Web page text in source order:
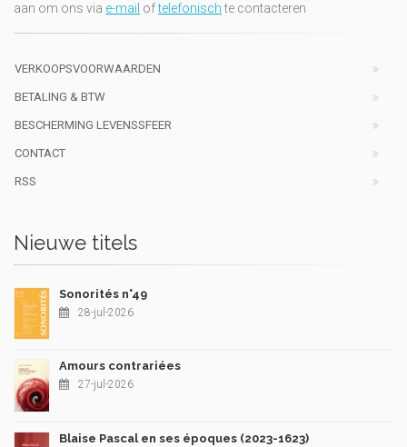
aan om ons via e-mail oftelefonischte contacteren
VERKOOPSVOORWAARDEN
BETALING & BTW
BESCHERMING LEVENSSFEER
CONTACT
RSS
Nieuwe titels
Sonorités n°49
28-jul-2026
Amours contrariées
27-jul-2026
Blaise Pascal en ses époques (2023-1623)